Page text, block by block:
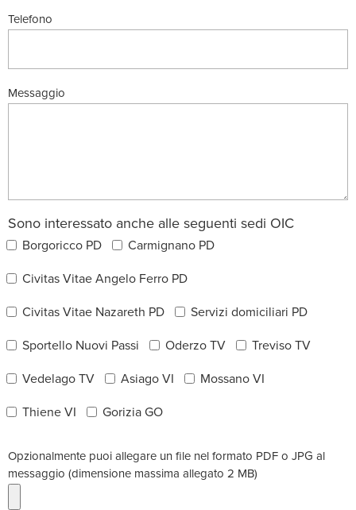
Telefono
Messaggio
Sono interessato anche alle seguenti sedi OIC
Borgoricco PD Carmignano PD
Civitas Vitae Angelo Ferro PD
Civitas Vitae Nazareth PD Servizi domiciliari PD
Sportello Nuovi Passi Oderzo TV Treviso TV
Vedelago TV Asiago VI Mossano VI
Thiene VI Gorizia GO
Opzionalmente puoi allegare un file nel formato PDF o JPG al
messaggio (dimensione massima allegato 2 MB)